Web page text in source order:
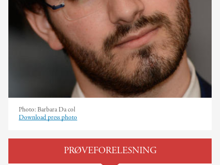
Photo: Barbara Da col
Download press photo
PRØVEFORELESNING